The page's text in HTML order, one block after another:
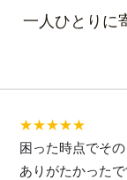
一人ひとりに
★★★★★
困った時点でそ
ありがたかったで